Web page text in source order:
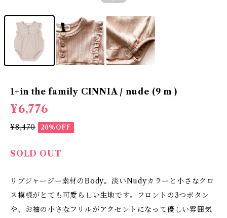
1+in the family CINNIA / nude (9 m )
¥6,776
¥8,470 20%OFF
SOLD OUT
リブジャージー素材のBody。淡いNudyカラーと小さなクロ
ス模様がとても可愛らしい生地です。フロントの3つボタン
や、お袖の小さなフリルがアクセントになって優しい雰囲気